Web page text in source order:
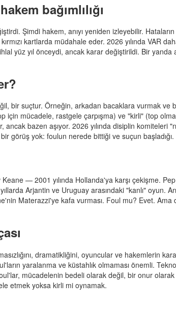
bağımlılığı
Şimdi hakem, anıyı yeniden izleyebilir. Hataların
kartlarda müdahale eder. 2026 yılında VAR
yüz yıl önceydi, ancak karar değiştirildi. Bir yanda
bir suçtur. Örneğin, arkadan bacaklara vurmak ve
için mücadele, rastgele çarpışma) ve "kirli" (top
bazen aşıyor. 2026 yılında disiplin komiteleri
görüş yok: foulun nerede bittiği ve suçun başladığı.
— 2001 yılında Hollanda'ya karşı çekişme.
Arjantin ve Uruguay arasındaki "kanlı" oyun.
Materazzi'ye kafa vurması. Foul mu? Evet. Ama
dramatikliğini, oyuncular ve hakemlerin
yaralanma ve küstahlık olmaması önemli.
mücadelenin bedeli olarak değil, bir onur
etmek yoksa kirli mi oynamak.